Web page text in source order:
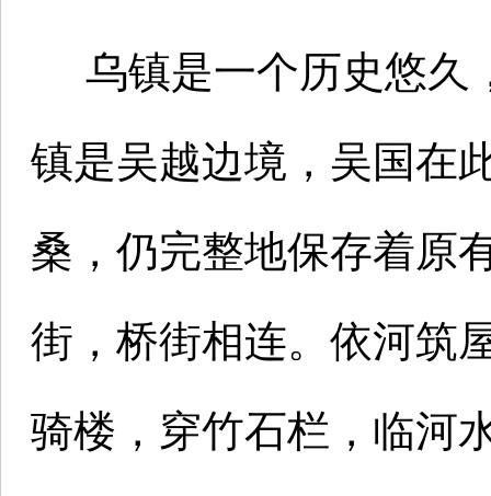
乌镇是一个历史悠久
镇是吴越边境，吴国在
桑，仍完整地保存着原
街，桥街相连。依河筑
骑楼，穿竹石栏，临河